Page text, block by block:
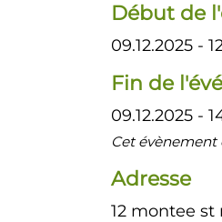
Début de
09.12.2025 -
Fin de
09.12.2025 -
Cet
Adresse
12 montee st